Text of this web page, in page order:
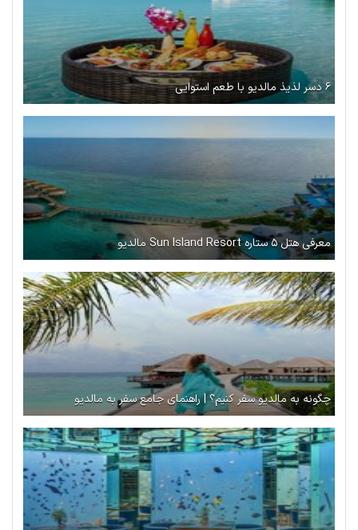
۶ دسر لذیذ مالدیو با طعم استوایی
معرفی هتل ۵ ستاره Sun Island Resort مالدیو
چگونه به مالدیو سفر کنیم؟ | راهنمای جامع سفر به مالدیو